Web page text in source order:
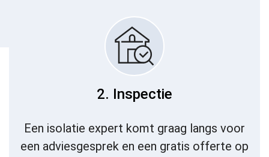
2. Inspectie
Een isolatie expert komt graag langs voor
een adviesgesprek en een gratis offerte op